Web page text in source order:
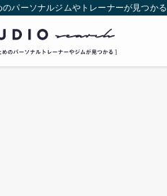
のパーソナルジムやトレーナーが見つかる